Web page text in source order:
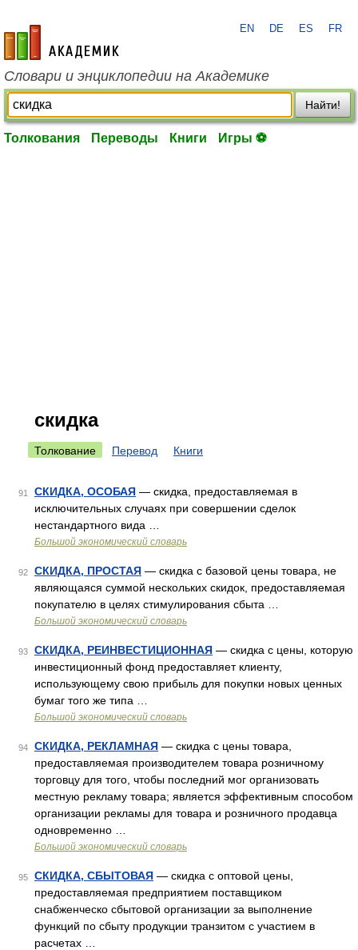
academic.ru
EN DE ES FR
Словари и энциклопедии на Академике
Найти!
Толкования Переводы Книги Игры ⚽
скидка
Толкование Перевод Книги
91 СКИДКА, ОСОБАЯ — скидка, предоставляемая в
исключительных случаях при совершении сделок
нестандартного вида …
Большой экономический словарь
92 СКИДКА, ПРОСТАЯ — скидка с базовой цены товара, не
являющаяся суммой нескольких скидок, предоставляемая
покупателю в целях стимулирования сбыта …
Большой экономический словарь
93 СКИДКА, РЕИНВЕСТИЦИОННАЯ — скидка с цены, которую
инвестиционный фонд предоставляет клиенту,
использующему свою прибыль для покупки новых ценных
бумаг того же типа …
Большой экономический словарь
94 СКИДКА, РЕКЛАМНАЯ — скидка с цены товара,
предоставляемая производителем товара розничному
торговцу для того, чтобы последний мог организовать
местную рекламу товара; является эффективным способом
организации рекламы для товара и розничного продавца
одновременно …
Большой экономический словарь
95 СКИДКА, СБЫТОВАЯ — скидка с оптовой цены,
предоставляемая предприятием поставщиком
снабженческо сбытовой организации за выполнение
функций по сбыту продукции транзитом с участием в
расчетах …